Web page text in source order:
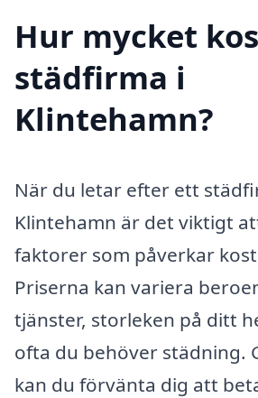
Hur mycket
städfirma i
Klintehamn?
När du letar efter ett
Klintehamn är det viktigt
faktorer som påverkar
Priserna kan variera
tjänster, storleken på ditt
ofta du behöver städning.
kan du förvänta dig att